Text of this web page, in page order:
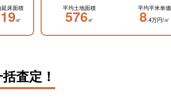
延床面積
㎡
平均土地面積
576㎡
平均平米単価
8.4万円/㎡
査定！